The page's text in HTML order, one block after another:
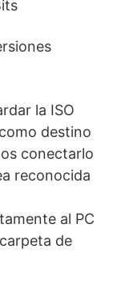
la ISO
destino
conectarlo
reconocida
al PC
de